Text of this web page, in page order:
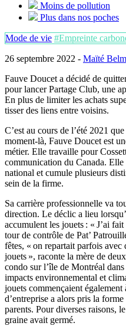
Moins de pollution
Plus dans nos poches
Mode de vie #Empreinte
26 septembre 2022 - Maïté
Fauve Doucet a décidé de
pour lancer Partage Club, une
En plus de limiter les achats
tisser des liens entre voisins.
C’est au cours de l’été 2021
moment-là, Fauve Doucet est
métier. Elle travaille pour
communication du Canada.
national et cumule plusieurs
sein de la firme.
Sa carrière professionnelle va
direction. Le déclic a lieu
accumulent les jouets : « J’ai
tour de contrôle de Pat’
fêtes, « on repartait parfois avec
jouets », raconte la mère de
condo sur l’île de Montréal
impacts environnemental et
jouets commençaient
d’entreprise a alors pris la
parents. Pour diverses raisons,
graine avait germé.